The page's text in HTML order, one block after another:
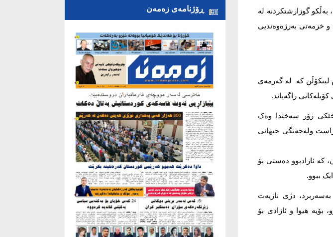
گوزارشتکردنە لە
خزمەتی بەرژەوەندیی
لینکۆڵن کە لە گەرمەی
راگەیاند.
زۆر سەختدا وەک
ولەجەنگی جیهانی
دوای ٢٧ ساڵ مانەوەی لە زیندان، کە ئازادبوو دەستی بۆ
ببوو.
دژی نازیەت
بۆیە هیوا و ئازادی بۆ
ڕۆژنامەی زەمەن